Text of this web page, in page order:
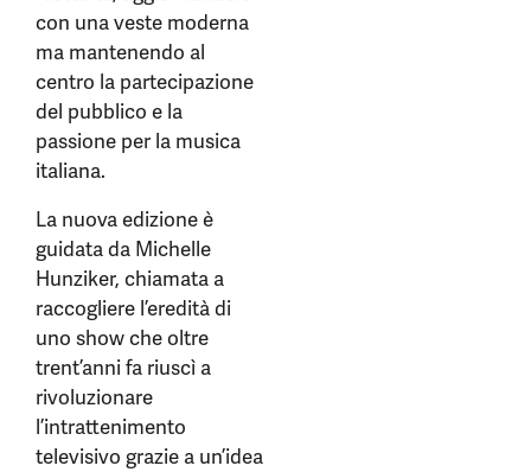
con una veste moderna
ma mantenendo al
centro la partecipazione
del pubblico e la
passione per la musica
italiana.
La nuova edizione è
guidata da Michelle
Hunziker, chiamata a
raccogliere l’eredità di
uno show che oltre
trent’anni fa riuscì a
rivoluzionare
l’intrattenimento
televisivo grazie a un’idea